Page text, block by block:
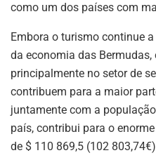
como um dos países com
Embora o turismo continue
da economia das
principalmente no setor de
contribuem para a maior
juntamente com a
país, contribui para o
de $ 110 869,5 (102